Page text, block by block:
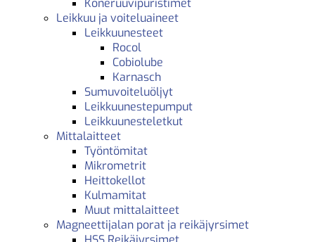
Leikkuu ja voiteluaineet
Leikkuunesteet
Rocol
Cobiolube
Karnasch
Sumuvoiteluöljyt
Leikkuunestepumput
Leikkuunesteletkut
Mittalaitteet
Työntömitat
Mikrometrit
Heittokellot
Kulmamitat
Muut mittalaitteet
Magneettijalan porat ja reikäjyrsimet